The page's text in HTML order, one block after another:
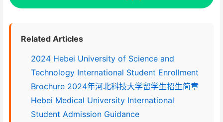
Related Articles
2024 Hebei University of Science and
Technology International Student Enrollment
Brochure 2024年河北科技大学留学生招生简章
Hebei Medical University International
Student Admission Guidance